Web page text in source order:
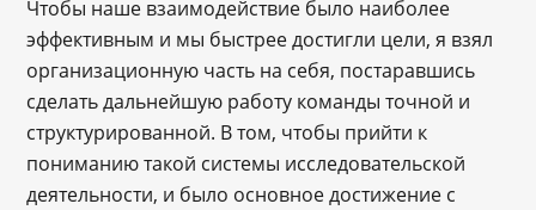
Чтобы наше взаимодействие было наиболее
эффективным и мы быстрее достигли цели, я взял
организационную часть на себя, постаравшись
сделать дальнейшую работу команды точной и
структурированной. В том, чтобы прийти к
пониманию такой системы исследовательской
деятельности, и было основное достижение с